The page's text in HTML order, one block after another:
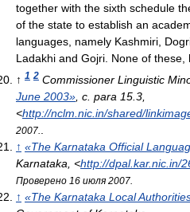
together with the sixth schedule
of the state to establish an
languages, namely Kashmiri,
Ladakhi and Gojri. None of these,
↑ 1 2 Commissioner Linguistic
June 2003» , с. para 15.3
<http://nclm.nic.in/shared/
2007.
↑ «The Karnataka Official
Karnataka , <http://dpal.kar.nic.in/
Проверено 16 июля 2007.
↑ «The Karnataka Local